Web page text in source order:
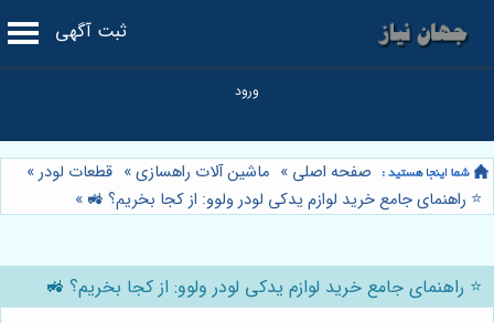
ثبت آگهی
صفحه اصلی » ماشین آلات راهسازی» قطعات لودر»
⭐️ راهنمای جامع خرید لوازم یدکی لودر ولوو: از کجا بخریم؟ 🚜 »
⭐️ راهنمای جامع خرید لوازم یدکی لودر ولوو: از کجا بخریم؟ 🚜